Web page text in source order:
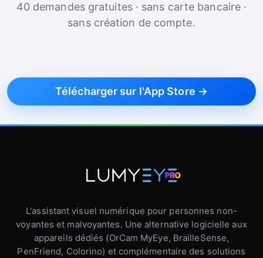
40 demandes gratuites · sans carte bancaire ·
sans création de compte.
Télécharger sur l'App Store →
L'assistant visuel numérique pour personnes non-
voyantes et malvoyantes. Une alternative logicielle aux
appareils dédiés (OrCam MyEye, BrailleSense,
PenFriend, Colorino) et complémentaire des solutions